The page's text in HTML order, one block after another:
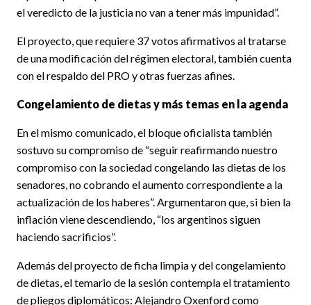
el veredicto de la justicia no van a tener más impunidad”.
El proyecto, que requiere 37 votos afirmativos al tratarse
de una modificación del régimen electoral, también cuenta
con el respaldo del PRO y otras fuerzas afines.
Congelamiento de dietas y más temas en la agenda
En el mismo comunicado, el bloque oficialista también
sostuvo su compromiso de “seguir reafirmando nuestro
compromiso con la sociedad congelando las dietas de los
senadores, no cobrando el aumento correspondiente a la
actualización de los haberes”. Argumentaron que, si bien la
inflación viene descendiendo, “los argentinos siguen
haciendo sacrificios”.
Además del proyecto de ficha limpia y del congelamiento
de dietas, el temario de la sesión contempla el tratamiento
de pliegos diplomáticos: Alejandro Oxenford como